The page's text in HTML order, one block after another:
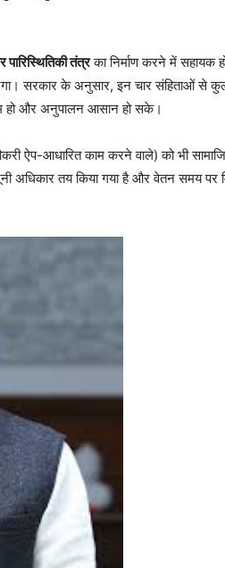
पारिस्थितिकी तंत्रका निर्माण करने में सहायक
सरकार के अनुसार, इन चार संहिताओं से
हो और अनुपालन आसान हो सके।
ऐप-आधारित काम करने वाले) को भी
अधिकार तय किया गया है और वेतन समय पर